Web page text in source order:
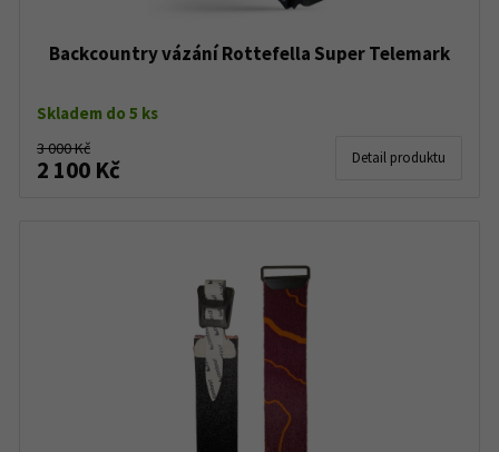
Backcountry vázání Rottefella Super Telemark
Skladem do 5 ks
3 000 Kč
2 100 Kč Detail produktu